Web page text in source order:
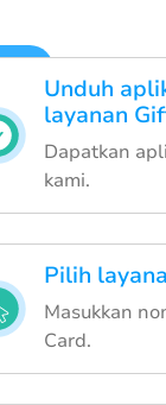
Unduh
layanan
Dapatkan
kami.
Pilih
Masukkan
Card.